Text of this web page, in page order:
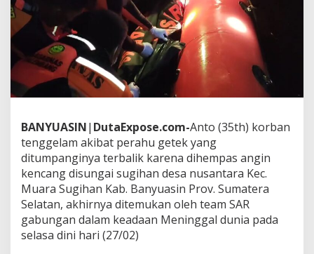
T
T
E
R
B
I
K
,
T
E
M
U
K
BANYUASIN| DutaExpose.com-Anto (35th) korban
tenggelam akibat perahu getek yang
ditumpanginya terbalik karena dihempas angin
kencang disungai sugihan desa nusantara Kec.
Muara Sugihan Kab. Banyuasin Prov. Sumatera
Selatan, akhirnya ditemukan oleh team SAR
gabungan dalam keadaan Meninggal dunia pada
selasa dini hari (27/02)